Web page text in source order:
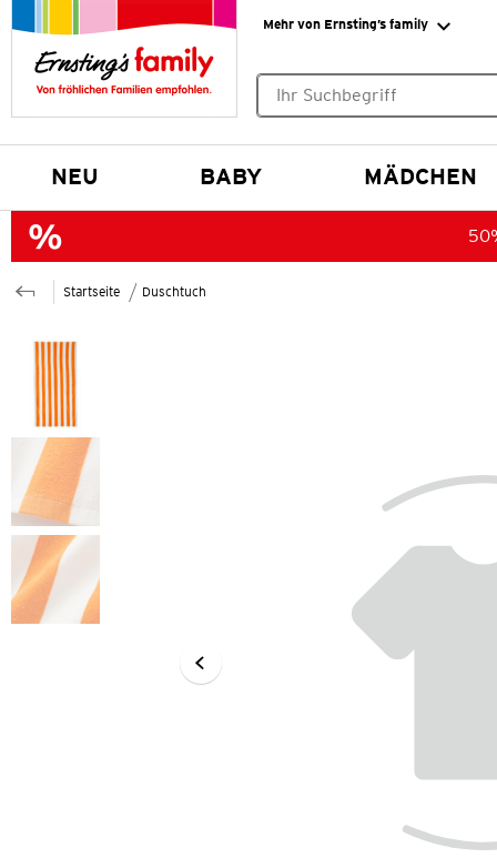
Mehr von Ernsting’s family
NEU BABY MÄDCHEN
Startseite Duschtuch